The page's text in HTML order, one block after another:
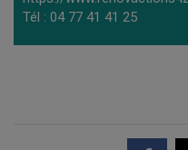
Tél : 04 77 41 41 25